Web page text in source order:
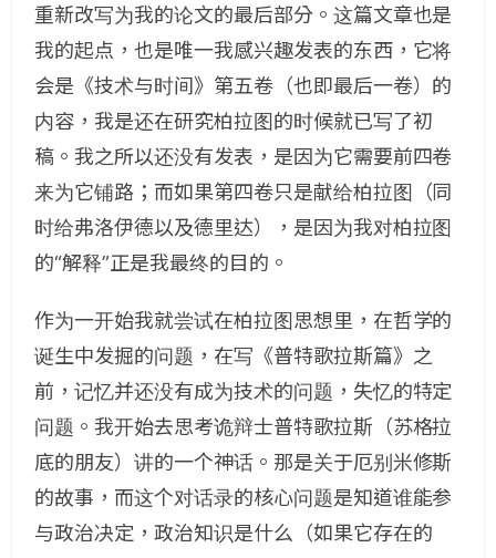
重新改写为我的论文的最后部分。这篇文章也是
我的起点，也是唯一我感兴趣发表的东西，它将
会是《技术与时间》第五卷（也即最后一卷）的
内容，我是还在研究柏拉图的时候就已写了初
稿。我之所以还没有发表，是因为它需要前四卷
来为它铺路；而如果第四卷只是献给柏拉图（同
时给弗洛伊德以及德里达），是因为我对柏拉图
的“解释”正是我最终的目的。
作为一开始我就尝试在柏拉图思想里，在哲学的
诞生中发掘的问题，在写《普特歌拉斯篇》之
前，记忆并还没有成为技术的问题，失忆的特定
问题。我开始去思考诡辩士普特歌拉斯（苏格拉
底的朋友）讲的一个神话。那是关于厄别米修斯
的故事，而这个对话录的核心问题是知道谁能参
与政治决定，政治知识是什么（如果它存在的